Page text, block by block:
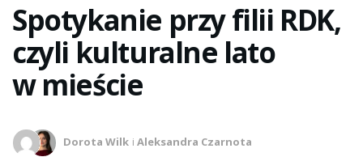
Spotykanie przy filii RDK,
czyli kulturalne lato
w mieście
Dorota Wilk i Aleksandra Czarnota